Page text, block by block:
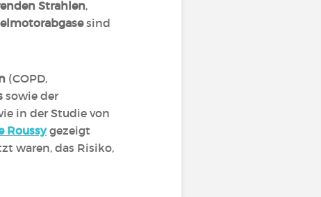
Strahlen,
sind
(COPD,
sowie der
in der Studie von
Roussygezeigt
waren, das Risiko,